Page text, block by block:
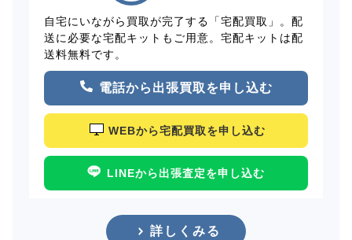
自宅にいながら買取が完了する「宅配買取」。配
送に必要な宅配キットもご用意。宅配キットは配
送料無料です。
電話から出張買取を申し込む
WEBから宅配買取を申し込む
LINEから出張査定を申し込む
詳しくみる